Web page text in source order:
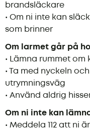
brandsläckare
• Om ni inte kan
som brinner
Om larmet går på
• Lämna rummet
• Ta med nyckeln
utrymningsväg
• Använd aldrig
Om ni inte kan
• Meddela 112 att ni